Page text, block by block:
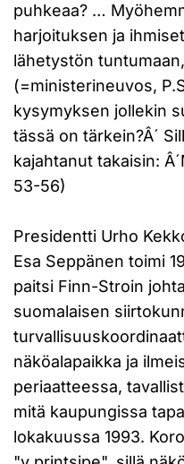
puhkeaa? …
harjoituksen ja
lähetystön
(=ministerineuvos,
kysymyksen jollekin
tässä on tärkein?Â´
kajahtanut takaisin:
53-56)
Presidentti Urho
Esa Seppänen toimi
paitsi Finn-Stroin
suomalaisen
näköalapaikka ja
periaatteessa,
mitä kaupungissa
lokakuussa 1993.